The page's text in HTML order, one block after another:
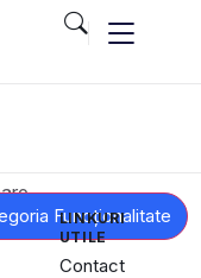
Funcționalitate
LINKURI
UTILE
Contact